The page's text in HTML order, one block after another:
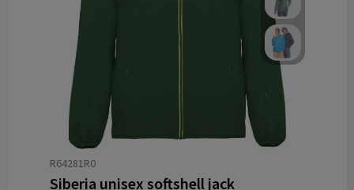
R64281R0
Siberia unisex softshell jack